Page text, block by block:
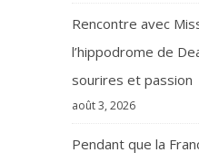
Rencontre avec
l’hippodrome de
sourires et passion
août 3, 2026
Pendant que la